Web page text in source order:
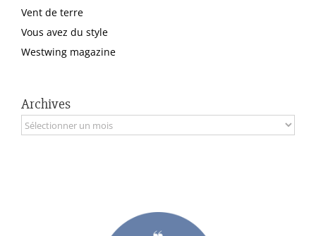
Vent de terre
Vous avez du style
Westwing magazine
Archives
Archives